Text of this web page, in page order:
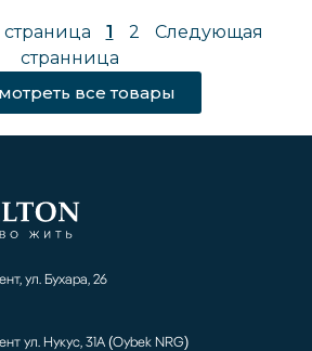
1 2
Следующая
странница
все товары
ул. Бухара, 26
ул. Нукус, 31А (Oybek NRG)